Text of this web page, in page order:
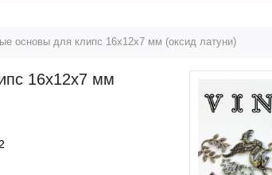
основы для клипс 16х12х7 мм (оксид латуни)
16х12х7 мм